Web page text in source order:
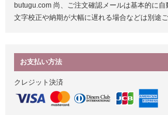
butugu.com 尚、ご注文確認メールは基本的に自
文字校正や納期が大幅に遅れる場合などは別途ご
お支払い方法
クレジット決済